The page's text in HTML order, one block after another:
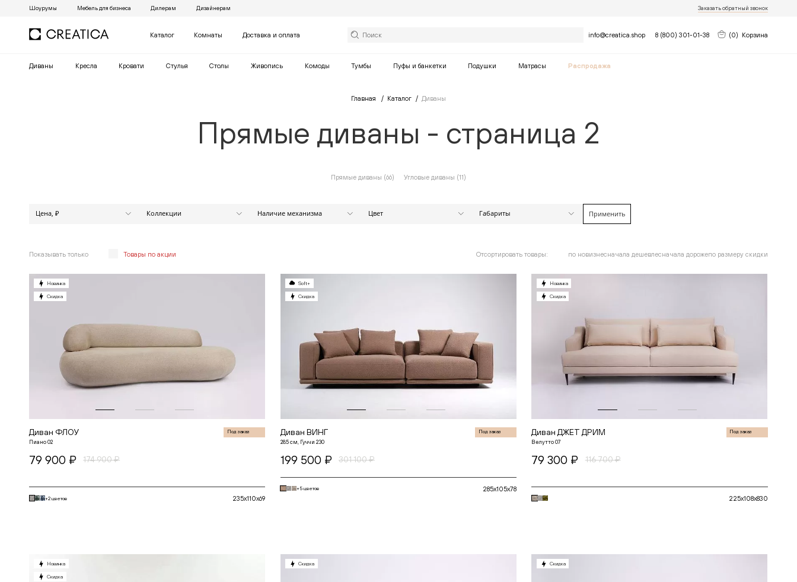
Шоурумы Мебель для бизнеса Дилерам Дизайнерам Заказать обратный звонок
Каталог Комнаты Доставка и оплата Найти
info@creatica.shop 8 (800) 301-01-38 (0) Корзина
Диваны Кресла Кровати Cтулья Столы Живопись Комоды Тумбы Пуфы и банкетки Подушки Матрасы Распродажа
Главная Каталог Диваны
Прямые диваны - страница 2
Прямые диваны (66) Угловые диваны (11)
Цена, ₽
Коллекции
АПЕКС
ДАЛИ
ДЖЕТ
ДЖОЙ
ДЖУЛИЕТ
ДЖУН
КЛАССИК
КХАН
НЕСТА
Наличие механизма
Цвет
Желтый
Черный
Габариты
от
Высота (см)
от
Применить
Показывать только Товары по акции Отсортировать товары: по новизнесначала дешевлесначала дорожепо размеру скидки
Новинка
Скидка
Диван ФЛОУ Под заказ
Пиано 02
79 900 ₽ 174 900 ₽
+2 цветов 235x110x69
Soft+
Скидка
Диван ВИНГ Под заказ
285 см, Гуччи 230
199 500 ₽ 301 100 ₽
+5 цветов 285x105x78
Новинка
Скидка
Диван ДЖЕТ ДРИМ Под заказ
Велутто 07
79 300 ₽ 116 700 ₽
225x108x830
Новинка
Скидка
Скидка Скидка